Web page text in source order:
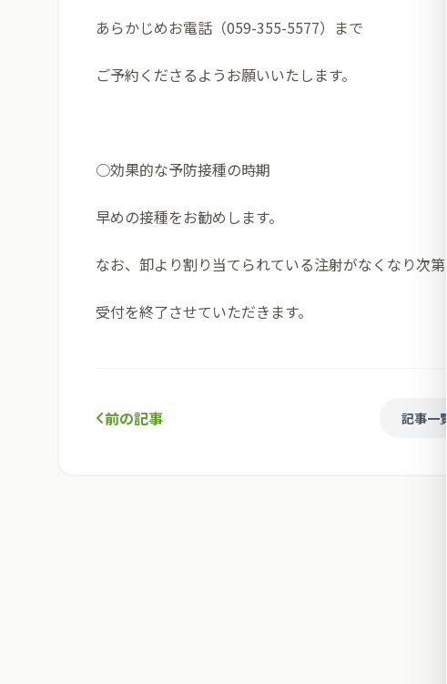
あらかじめお電話（059-355-5577）まで
ご予約くださるようお願いいたします。
○効果的な予防接種の時期
早めの接種をお勧めします。
なお、卸より割り当てられている注射がなくなり次第
受付を終了させていただきます。
前の記事 記事一覧